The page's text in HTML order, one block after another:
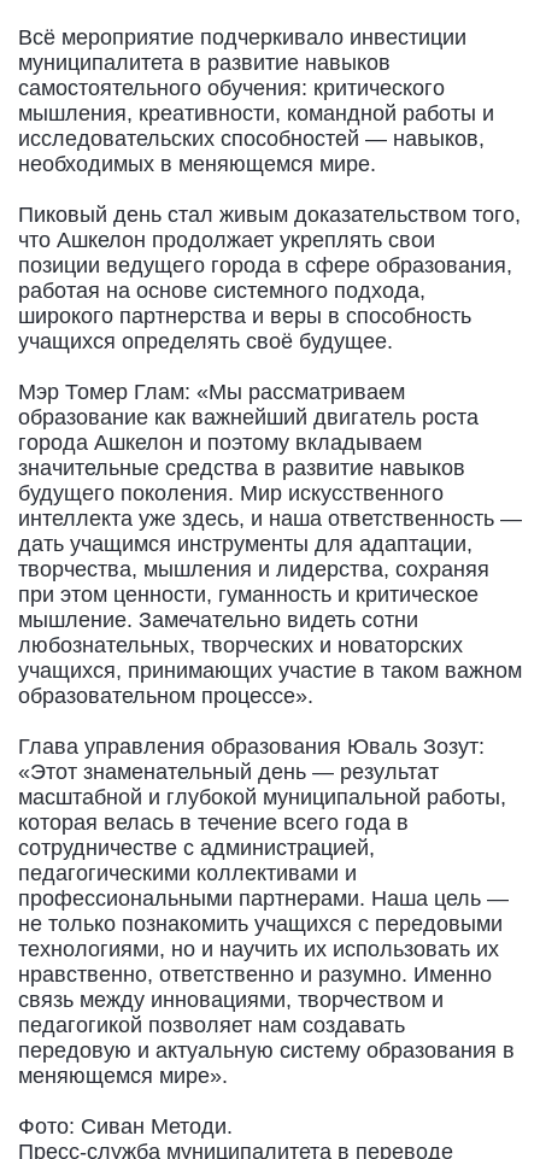
Всё мероприятие подчеркивало инвестиции
муниципалитета в развитие навыков
самостоятельного обучения: критического
мышления, креативности, командной работы и
исследовательских способностей — навыков,
необходимых в меняющемся мире.
Пиковый день стал живым доказательством того,
что Ашкелон продолжает укреплять свои
позиции ведущего города в сфере образования,
работая на основе системного подхода,
широкого партнерства и веры в способность
учащихся определять своё будущее.
Мэр Томер Глам: «Мы рассматриваем
образование как важнейший двигатель роста
города Ашкелон и поэтому вкладываем
значительные средства в развитие навыков
будущего поколения. Мир искусственного
интеллекта уже здесь, и наша ответственность —
дать учащимся инструменты для адаптации,
творчества, мышления и лидерства, сохраняя
при этом ценности, гуманность и критическое
мышление. Замечательно видеть сотни
любознательных, творческих и новаторских
учащихся, принимающих участие в таком важном
образовательном процессе».
Глава управления образования Юваль Зозут:
«Этот знаменательный день — результат
масштабной и глубокой муниципальной работы,
которая велась в течение всего года в
сотрудничестве с администрацией,
педагогическими коллективами и
профессиональными партнерами. Наша цель —
не только познакомить учащихся с передовыми
технологиями, но и научить их использовать их
нравственно, ответственно и разумно. Именно
связь между инновациями, творчеством и
педагогикой позволяет нам создавать
передовую и актуальную систему образования в
меняющемся мире».
Фото: Сиван Методи.
Пресс-служба муниципалитета в переводе